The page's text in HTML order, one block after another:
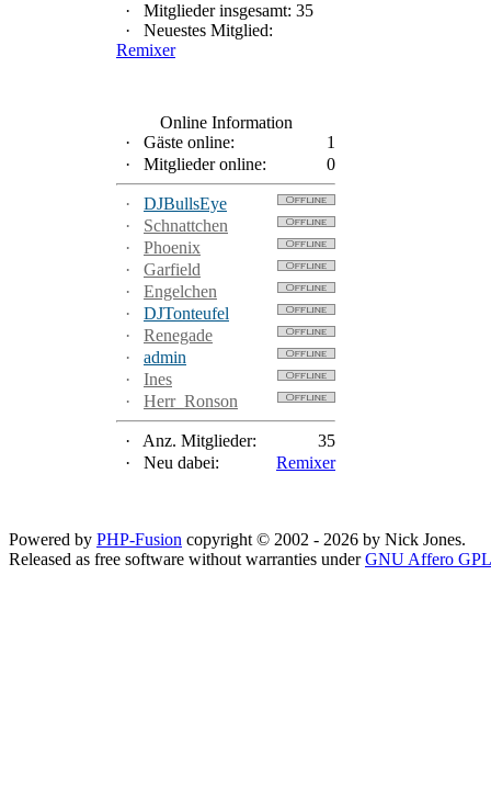
·
Mitglieder insgesamt: 35
·
Neuestes Mitglied:
Remixer
Online Information
·
Gäste online:
1
·
Mitglieder online: 0
·
DJBullsEye
·
Schnattchen
·
Phoenix
·
Garfield
·
Engelchen
·
DJTonteufel
·
Renegade
·
admin
·
Ines
·
Herr_Ronson
· Anz. Mitglieder:
35
·
Neu dabei: Remixer
Powered by PHP-Fusion copyright © 2002 - 2026 by Nick Jones.
Released as free software without warranties underGNU Affero GPL